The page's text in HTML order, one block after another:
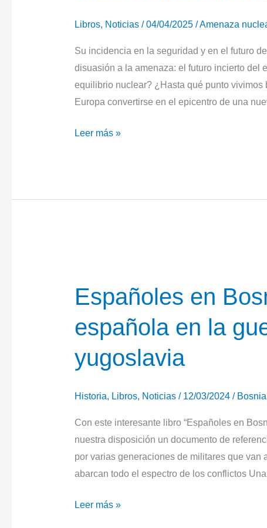
Libros, Noticias/04/04/2025 /Amenaza
Su incidencia en la seguridad y en el futuro
disuasión a la amenaza: el futuro incierto del
equilibrio nuclear? ¿Hasta qué punto
Europa convertirse en el epicentro de una
La
Leer más »
Españoles en
española en la
yugoslavia
Historia, Libros, Noticias/ 12/03/2024 / Bosnia
Con este interesante libro “Españoles en
nuestra disposición un documento de
por varias generaciones de militares que van
abarcan todo el espectro de los conflictos
Españoles
Leer más »